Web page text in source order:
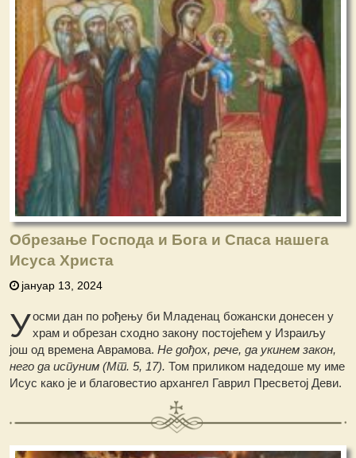
Обрезање Господа и Бога и Спаса нашега
Исуса Христа
јануар 13, 2024
Уосми дан по рођењу би Младенац божански донесен у
храм и обрезан сходно закону постојећем у Израиљу
још од времена Аврамова.He дођох, рече, да укинем закон,
него да испуним (Мт. 5, 17). Том приликом надедоше му име
Исус како је и благовестио архангел Гаврил Пресветој Деви.